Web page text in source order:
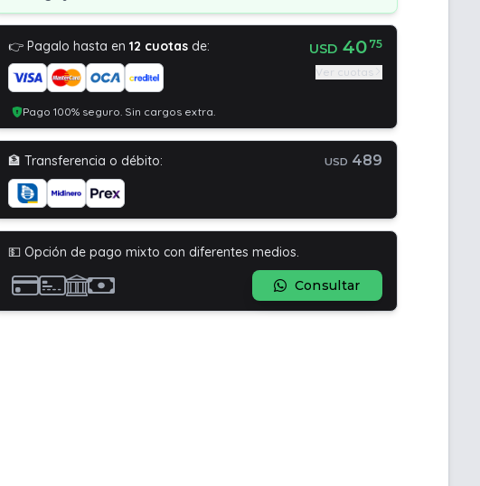
👉 Pagalo hasta en12 cuotas de:
Pago 100% seguro. Sin cargos extra.
USD 40 75
Ver cuotas
🏦 Transferencia o débito: USD 489
💵 Opción de pago mixto con diferentes medios.
Consultar